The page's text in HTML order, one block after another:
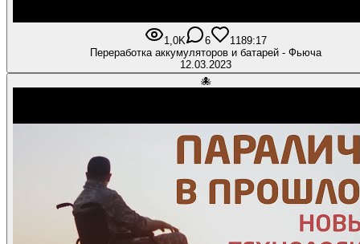
1,0K 6 1189:17
Переработка аккумуляторов и батарей - Фьюча
12.03.2023
🐙